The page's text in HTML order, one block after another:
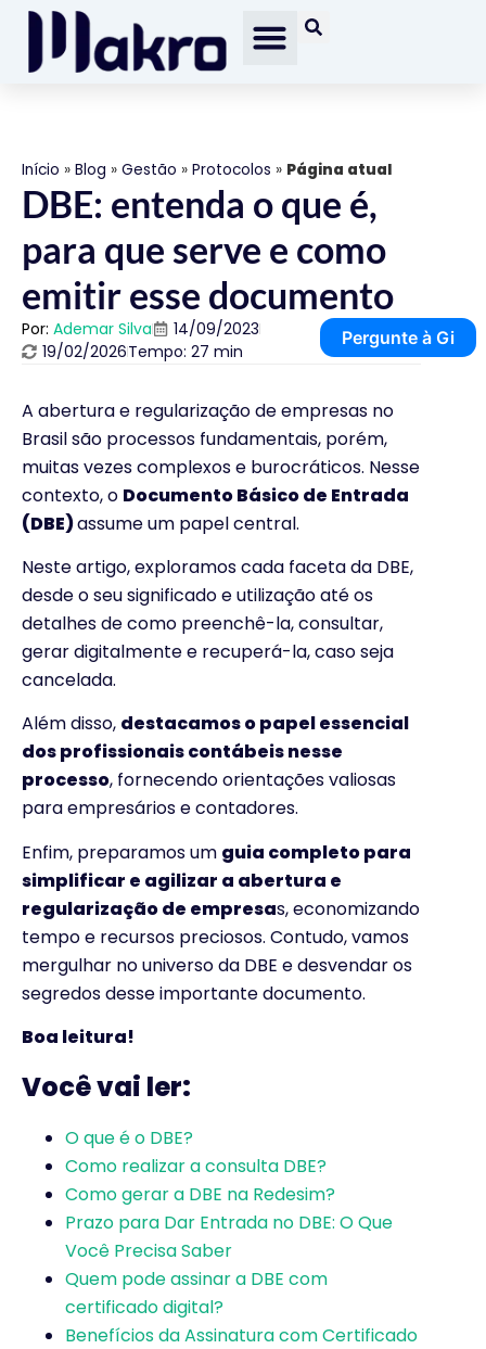
Início » Blog » Gestão » Protocolos » Página atual
DBE: entenda o que é,
para que serve e como
emitir esse documento
Por: Ademar Silva
14/09/2023
19/02/2026Tempo: 27 min
Pergunte à Gi
A abertura e regularização de empresas no
Brasil são processos fundamentais, porém,
muitas vezes complexos e burocráticos. Nesse
contexto, o Documento Básico de Entrada
(DBE)assume um papel central.
Neste artigo, exploramos cada faceta da DBE,
desde o seu significado e utilização até os
detalhes de como preenchê-la, consultar,
gerar digitalmente e recuperá-la, caso seja
cancelada.
Além disso, destacamos o papel essencial
dos profissionais contábeis nesse
processo, fornecendo orientações valiosas
para empresários e contadores.
Enfim, preparamos um guia completo para
simplificar e agilizar a abertura e
regularização de empresas, economizando
tempo e recursos preciosos. Contudo, vamos
mergulhar no universo da DBE e desvendar os
segredos desse importante documento.
Boa leitura!
Você vai ler:
O que é o DBE?
Como realizar a consulta DBE?
Como gerar a DBE na Redesim?
Prazo para Dar Entrada no DBE: O Que
Você Precisa Saber
Quem pode assinar a DBE com
certificado digital?
Benefícios da Assinatura com Certificado